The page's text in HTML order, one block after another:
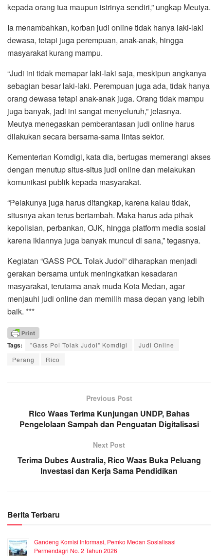
kepada orang tua maupun istrinya sendiri,” ungkap Meutya.
Ia menambahkan, korban judi online tidak hanya laki-laki
dewasa, tetapi juga perempuan, anak-anak, hingga
masyarakat kurang mampu.
“Judi ini tidak memapar laki-laki saja, meskipun angkanya
sebagian besar laki-laki. Perempuan juga ada, tidak hanya
orang dewasa tetapi anak-anak juga. Orang tidak mampu
juga banyak, jadi ini sangat menyeluruh,” jelasnya.
Meutya menegaskan pemberantasan judi online harus
dilakukan secara bersama-sama lintas sektor.
Kementerian Komdigi, kata dia, bertugas memerangi akses
dengan menutup situs-situs judi online dan melakukan
komunikasi publik kepada masyarakat.
“Pelakunya juga harus ditangkap, karena kalau tidak,
situsnya akan terus bertambah. Maka harus ada pihak
kepolisian, perbankan, OJK, hingga platform media sosial
karena iklannya juga banyak muncul di sana,” tegasnya.
Kegiatan “GASS POL Tolak Judol” diharapkan menjadi
gerakan bersama untuk meningkatkan kesadaran
masyarakat, terutama anak muda Kota Medan, agar
menjauhi judi online dan memilih masa depan yang lebih
baik. ***
Tags: "Gass Pol Tolak Judol" Komdigi
Judi Online
Perang
Rico
Previous Post
Rico Waas Terima Kunjungan UNDP, Bahas
Pengelolaan Sampah dan Penguatan Digitalisasi
Next Post
Terima Dubes Australia, Rico Waas Buka Peluang
Investasi dan Kerja Sama Pendidikan
Berita Terbaru
Gandeng Komisi Informasi, Pemko Medan Sosialisasi
Permendagri No. 2 Tahun 2026